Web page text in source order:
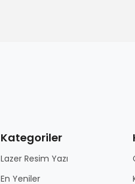
Kategoriler
Lazer Resim Yazı
En Yeniler